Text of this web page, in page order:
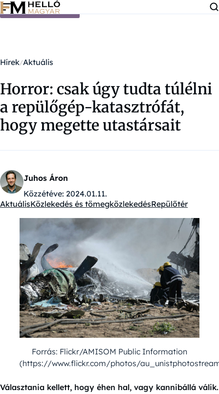
Ugrás a tartalomra
Hírek Aktuális
Horror: csak úgy tudta túlélni
a repülőgép-katasztrófát,
hogy megette utastársait
Juhos Áron
Közzétéve: 2024.01.11.
Kategóriák:
AktuálisKözlekedés és tömegközlekedésRepülőtér
Forrás: Flickr/AMISOM Public Information
(https://www.flickr.com/photos/
Választania kellett, hogy éhen hal, vagy kannibállá válik.